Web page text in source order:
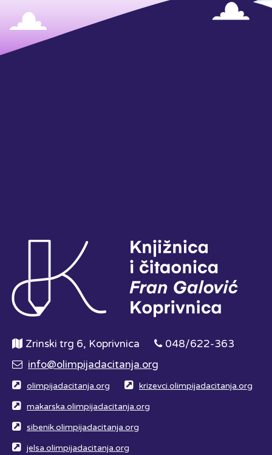
Zrinski trg 6, Koprivnica
048/622-363
info@olimpijadacitanja.org
olimpijadacitanja.org krizevci.olimpijadacitanja.org
makarska.olimpijadacitanja.org
sibenik.olimpijadacitanja.org
jelsa.olimpijadacitanja.org